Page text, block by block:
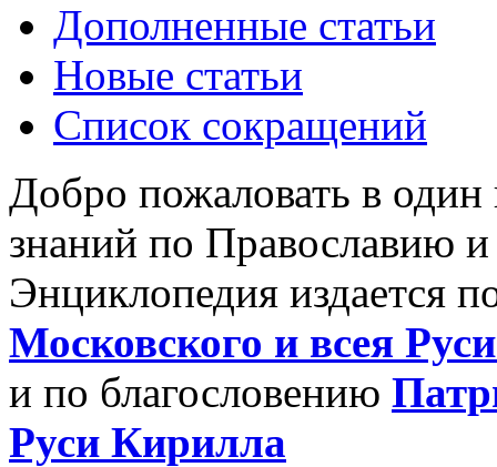
Дополненные статьи
Новые статьи
Список сокращений
Добро пожаловать в
знаний по Православию
Энциклопедия издается
Московского и всея
и по благословению
Руси Кирилла